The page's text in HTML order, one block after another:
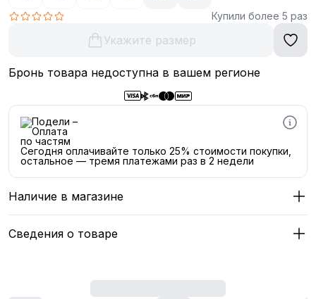
Купили более 5 раз
Укажите размер
Бронь товара недоступна в вашем регионе
Сегодня оплачивайте только 25% стоимости покупки,
остальное — тремя платежами раз в 2 недели
Наличие в магазине
Сведения о товаре